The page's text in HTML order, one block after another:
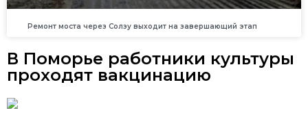
Ремонт моста через Солзу выходит на завершающий этап
В Поморье работники культуры
проходят вакцинацию